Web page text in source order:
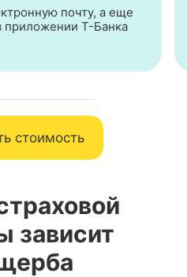
почту, а еще
приложении Т-Банка
стоимость
зависит